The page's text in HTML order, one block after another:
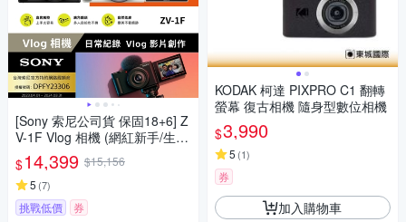
[Sony 索尼公司貨 保固18+6] Z
V-1F Vlog 相機 (網紅新手/生活
隨拍)
$14,399 $15,156
5 (7)
挑戰低價 券
KODAK 柯達 PIXPRO C1 翻轉
螢幕 復古相機 隨身型數位相機
$3,990
5 (1)
券
加入購物車